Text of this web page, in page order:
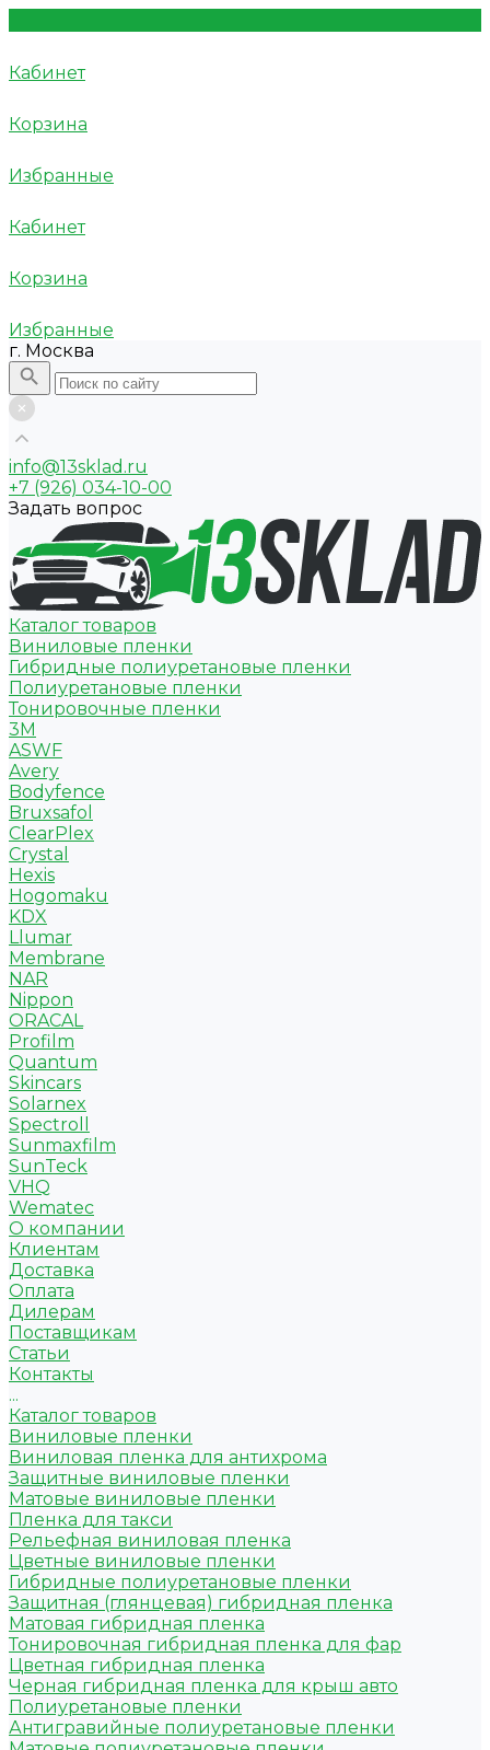
Кабинет
Корзина
Избранные
Кабинет
Корзина
Избранные
г. Москва
info@13sklad.ru
+7 (926) 034-10-00
Задать вопрос
Каталог товаров
Виниловые пленки
Гибридные полиуретановые пленки
Полиуретановые пленки
Тонировочные пленки
3M
ASWF
Avery
Bodyfence
Bruxsafol
ClearPlex
Crystal
Hexis
Hogomaku
KDX
Llumar
Membrane
NAR
Nippon
ORACAL
Profilm
Quantum
Skincars
Solarnex
Spectroll
Sunmaxfilm
SunTeck
VHQ
Wematec
О компании
Клиентам
Доставка
Оплата
Дилерам
Поставщикам
Статьи
Контакты
...
Каталог товаров
Виниловые пленки
Виниловая пленка для антихрома
Защитные виниловые пленки
Матовые виниловые пленки
Пленка для такси
Рельефная виниловая пленка
Цветные виниловые пленки
Гибридные полиуретановые пленки
Защитная (глянцевая) гибридная пленка
Матовая гибридная пленка
Тонировочная гибридная пленка для фар
Цветная гибридная пленка
Черная гибридная пленка для крыш авто
Полиуретановые пленки
Антигравийные полиуретановые пленки